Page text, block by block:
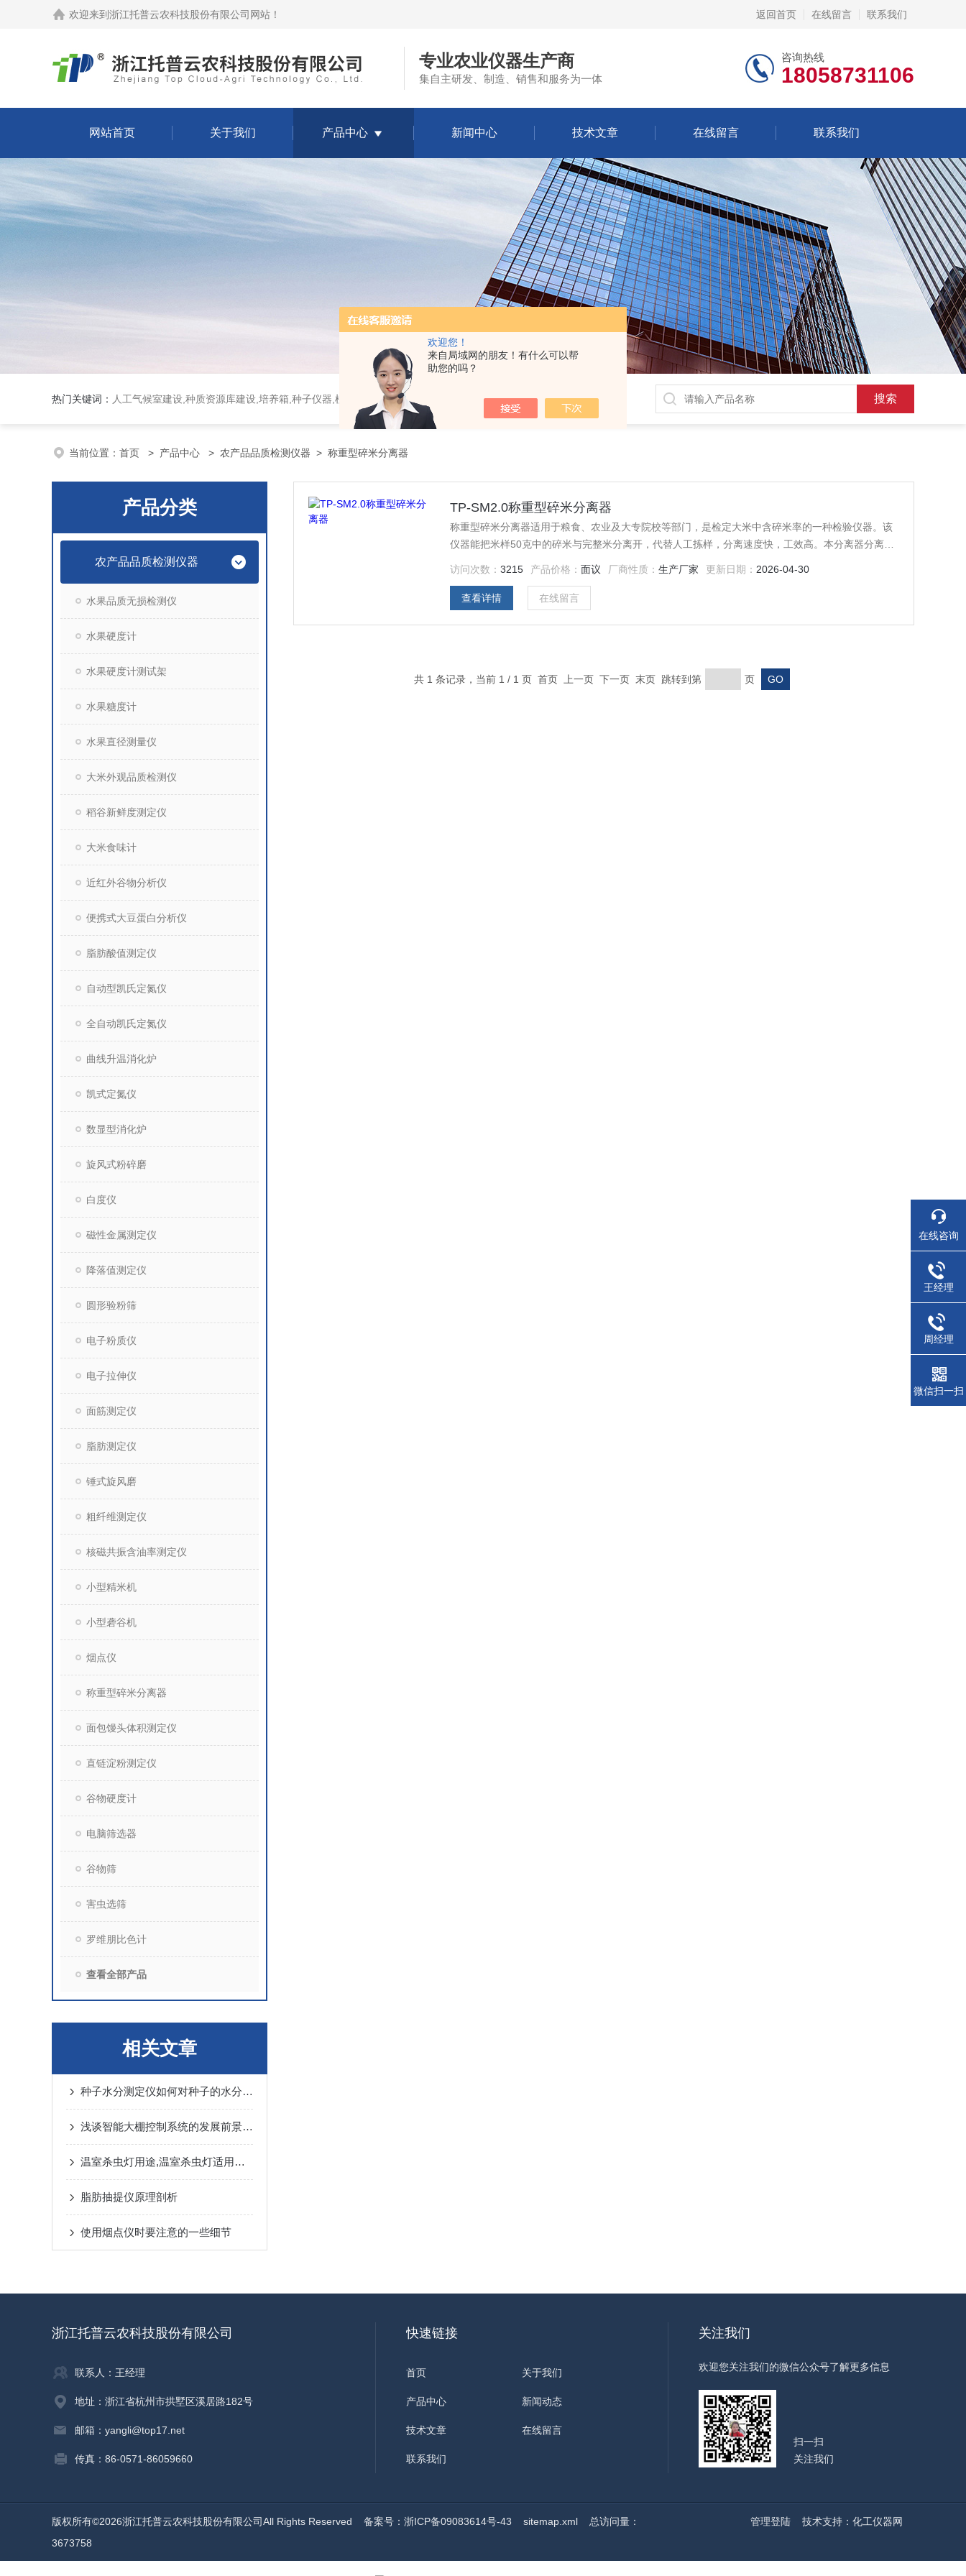
欢迎您！
来自局域网的朋友！有什么可以帮
助您的吗？
欢迎来到 浙江托普云农科技股份有限公司网站 ！ 返回首页 在线留言 联系我们
专业农业仪器生产商
集自主研发、制造、销售和服务为一体
咨询热线
18058731106
网站首页 关于我们 产品中心 新闻中心 技术文章 在线留言 联系我们
热门关键词： 人工气候室建设,种质资源库建设,培养箱,种子仪器,植物生理仪器,植保仪器,土壤仪器,环境气象仪器
当前位置： 首页 > 产品中心 > 农产品品质检测仪器 > 称重型碎米分离器
产品分类
农产品品质检测仪器
水果品质无损检测仪
水果硬度计
水果硬度计测试架
水果糖度计
水果直径测量仪
大米外观品质检测仪
稻谷新鲜度测定仪
大米食味计
近红外谷物分析仪
便携式大豆蛋白分析仪
脂肪酸值测定仪
自动型凯氏定氮仪
全自动凯氏定氮仪
曲线升温消化炉
凯式定氮仪
数显型消化炉
旋风式粉碎磨
白度仪
磁性金属测定仪
降落值测定仪
圆形验粉筛
电子粉质仪
电子拉伸仪
面筋测定仪
脂肪测定仪
锤式旋风磨
粗纤维测定仪
核磁共振含油率测定仪
小型精米机
小型砻谷机
烟点仪
称重型碎米分离器
面包馒头体积测定仪
直链淀粉测定仪
谷物硬度计
电脑筛选器
谷物筛
害虫选筛
罗维朋比色计
查看全部产品
相关文章
种子水分测定仪如何对种子的水分含量进行测定
浅谈智能大棚控制系统的发展前景及意义
温室杀虫灯用途,温室杀虫灯适用范围
脂肪抽提仪原理剖析
使用烟点仪时要注意的一些细节
TP-SM2.0称重型碎米分离器
称重型碎米分离器适用于粮食、农业及大专院校等部门，是检定大米中含碎米率的一种检验仪器。该
仪器能把米样50克中的碎米与完整米分离开，代替人工拣样，分离速度快，工效高。本分离器分离准
访问次数：3215 产品价格：面议 厂商性质：生产厂家 更新日期： 2026-04-30
查看详情 在线留言
共 1 条记录，当前 1 / 1 页 首页 上一页 下一页 末页 跳转到第 页
浙江托普云农科技股份有限公司
联系人：王经理
地址：浙江省杭州市拱墅区溪居路182号
邮箱：yangli@top17.net
传真：86-0571-86059660
快速链接
首页 关于我们
产品中心 新闻动态
技术文章 在线留言
联系我们
关注我们
欢迎您关注我们的微信公众号了解更多信息
扫一扫
关注我们
版权所有©2026浙江托普云农科技股份有限公司All Rights Reserved 备案号：浙ICP备09083614号-43 sitemap.xml 总访问量：
3673758
管理登陆 技术支持： 化工仪器网
在线咨询
王经理
周经理
微信扫一扫